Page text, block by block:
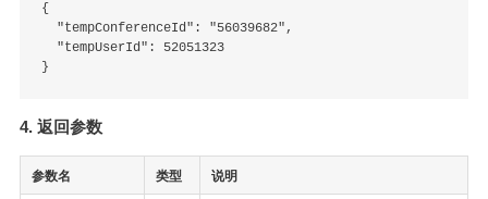
{
  "tempConferenceId": "56039682",
  "tempUserId": 52051323
4. 返回参数
参数名 类型 说明